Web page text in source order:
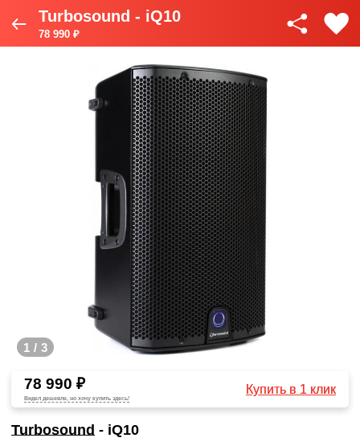
Turbosound - iQ10
78 990 ₽
1 / 3
78 990 ₽
Видел дешевле, но хочу купить здесь!
Купить в 1 клик
Turbosound - iQ10